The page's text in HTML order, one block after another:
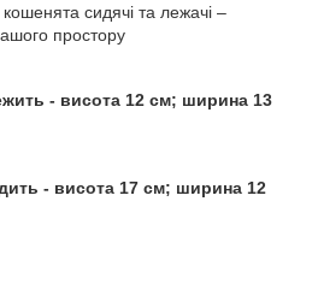
сидячі та лежачі –
простору
- висота 12 см; ширина 13
- висота 17 см; ширина 12